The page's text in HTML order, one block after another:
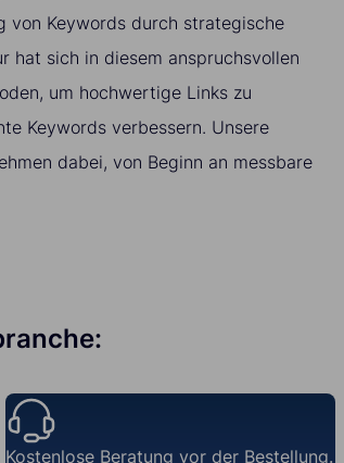
von Keywords durch strategische
hat sich in diesem anspruchsvollen
um hochwertige Links zu
Keywords verbessern. Unsere
dabei, von Beginn an messbare
Kostenlose Beratung vor der Bestellung.